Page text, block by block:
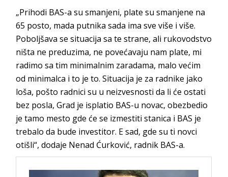
„Prihodi BAS-a su smanjeni, plate su smanjene na
65 posto, mada putnika sada ima sve više i više.
Poboljšava se situacija sa te strane, ali rukovodstvo
ništa ne preduzima, ne povećavaju nam plate, mi
radimo sa tim minimalnim zaradama, malo većim
od minimalca i to je to. Situacija je za radnike jako
loša, pošto radnici su u neizvesnosti da li će ostati
bez posla, Grad je isplatio BAS-u novac, obezbedio
je tamo mesto gde će se izmestiti stanica i BAS je
trebalo da bude investitor. E sad, gde su ti novci
otišli“, dodaje Nenad Ćurković, radnik BAS-a.